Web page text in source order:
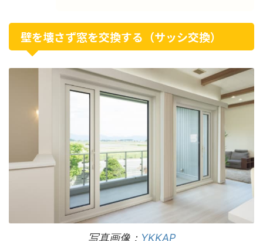
壁を壊さず窓を交換する（サッシ交換）
写真画像： YKKAP